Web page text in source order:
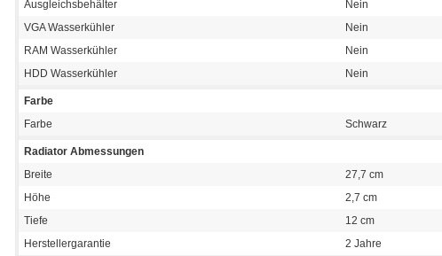
Ausgleichsbehälter
Nein
VGA Wasserkühler
Nein
RAM Wasserkühler
Nein
HDD Wasserkühler
Nein
Farbe
Farbe
Schwarz
Radiator Abmessungen
Breite
27,7 cm
Höhe
2,7 cm
Tiefe
12 cm
Herstellergarantie
2 Jahre